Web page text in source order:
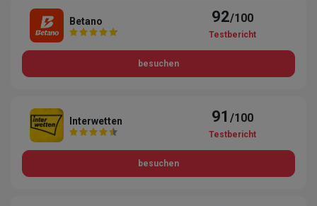
Betano 92/100
Testbericht
besuchen
Interwetten 91/100
Testbericht
besuchen